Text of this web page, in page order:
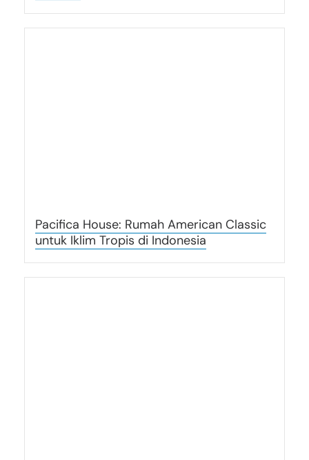
Pacifica House: Rumah American Classic
untuk Iklim Tropis di Indonesia